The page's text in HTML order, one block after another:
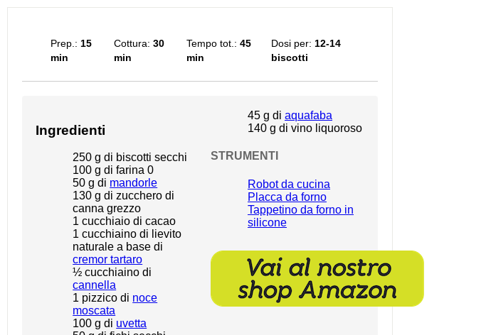
Prep.: 15
min
Cottura: 30
min
Tempo tot.: 45
min
Dosi per: 12-14
biscotti
Ingredienti
250 g di biscotti secchi
100 g di farina 0
50 g di mandorle
130 g di zucchero di
canna grezzo
1 cucchiaio di cacao
1 cucchiaino di lievito
naturale a base di
cremor tartaro
½ cucchiaino di
cannella
1 pizzico di noce
moscata
100 g di uvetta
45 g di aquafaba
140 g di vino liquoroso
STRUMENTI
Robot da cucina
Placca da forno
Tappetino da forno in
silicone